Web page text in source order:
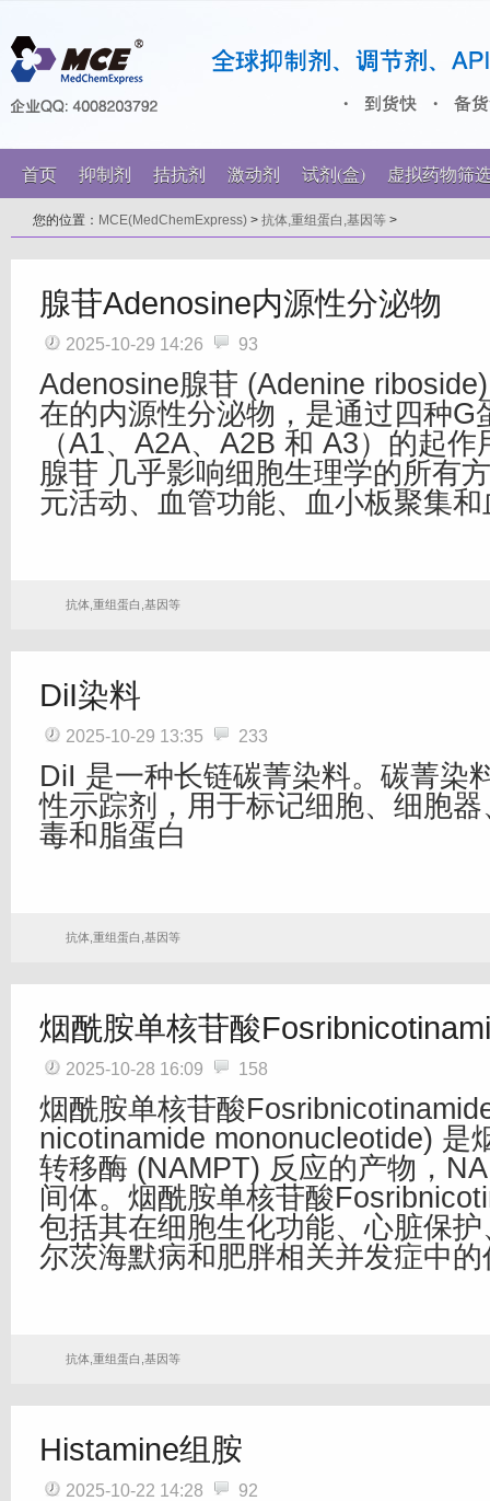
首页 抑制剂 拮抗剂 激动剂 试剂(盒) 虚拟药物筛
您的位置： MCE(MedChemExpress) > 抗体,重组蛋白,基因等 >
腺苷Adenosine内源性分泌物
2025-10-29 14:26 93
Adenosine腺苷 (Adenine
在的内源性分泌物，是通过四种G
（A1、A2A、A2B 和 A3）的起
腺苷 几乎影响细胞生理学的所有
元活动、血管功能、血小板聚集
抗体,重组蛋白,基因等
DiI染料
2025-10-29 13:35 233
DiI 是一种长链碳菁染料。碳菁染
性示踪剂，用于标记细胞、细胞
毒和脂蛋白
抗体,重组蛋白,基因等
烟酰胺单核苷酸
2025-10-28 16:09 158
烟酰胺单核苷酸
nicotinamide mononucleotide) 是
转移酶 (NAMPT) 反应的产物，
间体。烟酰胺单核苷酸
包括其在细胞生化功能、心脏保
尔茨海默病和肥胖相关并发症中的
抗体,重组蛋白,基因等
Histamine组胺
2025-10-22 14:28 92